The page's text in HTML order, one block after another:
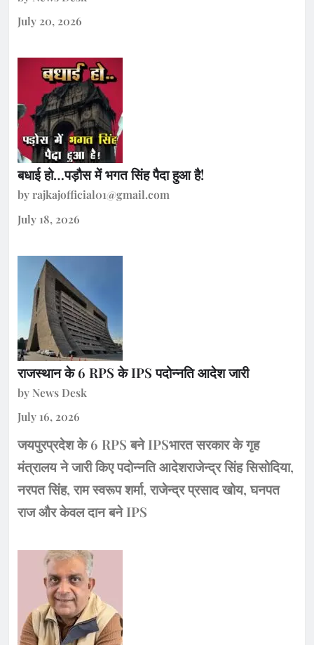
July 20, 2026
बधाई हो…पड़ौस में भगत सिंह पैदा हुआ है!
by rajkajofficial01@gmail.com
July 18, 2026
राजस्थान के 6 RPS के IPS पदोन्नति आदेश जारी
by News Desk
July 16, 2026
जयपुरप्रदेश के 6 RPS बने IPSभारत सरकार के गृह
मंत्रालय ने जारी किए पदोन्नति आदेशराजेन्द्र सिंह सिसोदिया,
नरपत सिंह, राम स्वरूप शर्मा, राजेन्द्र प्रसाद खोय, घनपत
राज और केवल दान बने IPS